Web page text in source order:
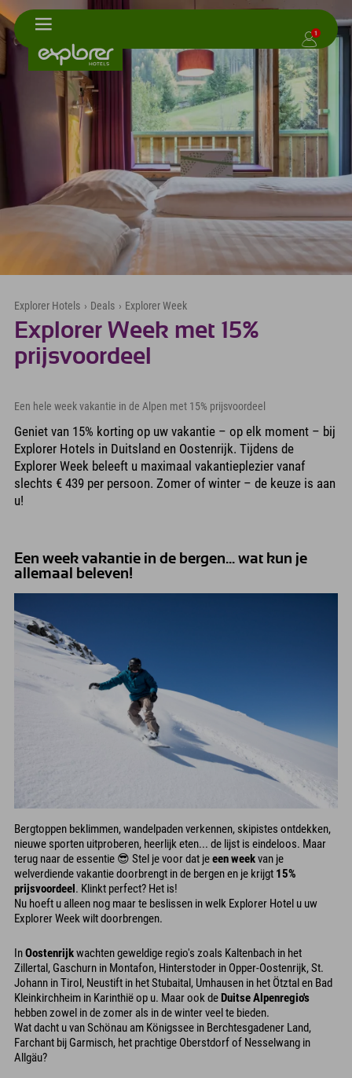
1
Explorer Hotels › Deals › Explorer Week
Explorer Week met 15%
prijsvoordeel
Een hele week vakantie in de Alpen met 15% prijsvoordeel
Geniet van 15% korting op uw vakantie – op elk moment – bij
Explorer Hotels in Duitsland en Oostenrijk. Tijdens de
Explorer Week beleeft u maximaal vakantieplezier vanaf
slechts € 439 per persoon. Zomer of winter – de keuze is aan
u!
Een week vakantie in de bergen... wat kun je
allemaal beleven!
Bergtoppen beklimmen, wandelpaden verkennen, skipistes ontdekken,
nieuwe sporten uitproberen, heerlijk eten... de lijst is eindeloos. Maar
terug naar de essentie 😎 Stel je voor dat jeeen weekvan je
welverdiende vakantie doorbrengt in de bergen en je krijgt 15%
prijsvoordeel. Klinkt perfect? Het is!
Nu hoeft u alleen nog maar te beslissen in welk Explorer Hotel u uw
Explorer Week wilt doorbrengen.
InOostenrijkwachten geweldige regio's zoals Kaltenbach in het
Zillertal, Gaschurn in Montafon, Hinterstoder in Opper-Oostenrijk, St.
Johann in Tirol, Neustift in het Stubaital, Umhausen in het Ötztal en Bad
Kleinkirchheim in Karinthië op u. Maar ook deDuitse Alpenregio's
hebben zowel in de zomer als in de winter veel te bieden.
Wat dacht u van Schönau am Königssee in Berchtesgadener Land,
Farchant bij Garmisch, het prachtige Oberstdorf of Nesselwang in
Allgäu?